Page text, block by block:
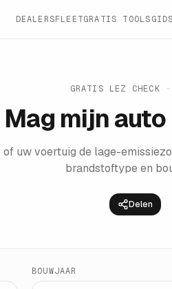
DEALERSFLEETGRATIS TOOLSGIDS
GRATIS LEZ CHECK
Mag mijn auto
uw voertuig de lage-
brandstoftype en
Delen
BOUWJAAR